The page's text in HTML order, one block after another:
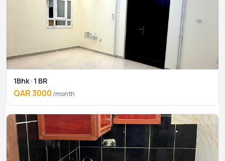
1Bhk · 1 BR
QAR 3000 /month